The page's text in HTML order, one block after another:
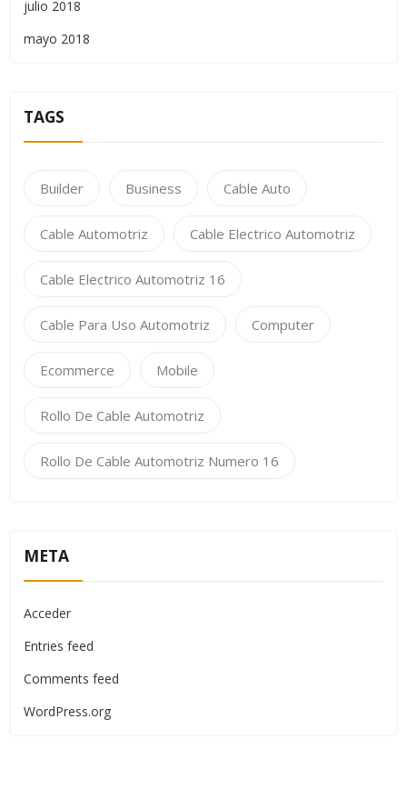
julio 2018
mayo 2018
TAGS
Builder Business Cable Auto
Cable Automotriz Cable Electrico Automotriz
Cable Electrico Automotriz 16
Cable Para Uso Automotriz Computer
Ecommerce Mobile
Rollo De Cable Automotriz
Rollo De Cable Automotriz Numero 16
META
Acceder
Entries feed
Comments feed
WordPress.org